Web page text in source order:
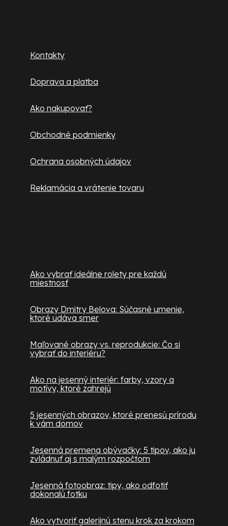
u
Kontakty
Doprava a platba
Ako nakupovať?
Obchodné podmienky
Ochrana osobných údajov
Reklamácia a vrátenie tovaru
Ako vybrať ideálne rolety pre každú
miestnosť
Obrazy Dmitry Belova: Súčasné umenie,
ktoré udáva smer
Maľované obrazy vs. reprodukcie: Čo si
vybrať do interiéru?
Ako na jesenný interiér: farby, vzory a
motívy, ktoré zahrejú
5 jesenných obrazov, ktoré prenesú prírodu
k vám domov
Jesenná premena obývačky: 5 tipov, ako ju
zvládnuť aj s malým rozpočtom
Jesenná fotoobraz: tipy, ako odfotiť
dokonalú fotku
Ako vytvoriť galerijnú stenu krok za krokom